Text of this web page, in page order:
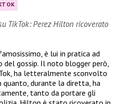
TikTok: Perez Hilton ricoverato
è lui in pratica ad
gossip. Il noto blogger però,
ha letteralmente sconvolto
durante la diretta, ha
tanto da portare gli